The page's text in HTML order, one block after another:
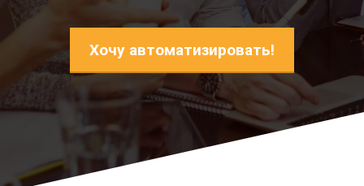
Хочу автоматизировать!